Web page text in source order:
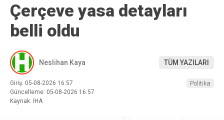
Çerçeve yasa detayları
belli oldu
Neslihan Kaya TÜM YAZILARI
Giriş: 05-08-2026 16:57
Güncelleme: 05-08-2026 16:57
Kaynak: İHA
Politika